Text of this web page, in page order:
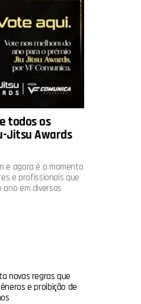
todos os
Jitsu Awards
e agora é o momento
e profissionais que
ano em diversas
novas regras que
e proibição de